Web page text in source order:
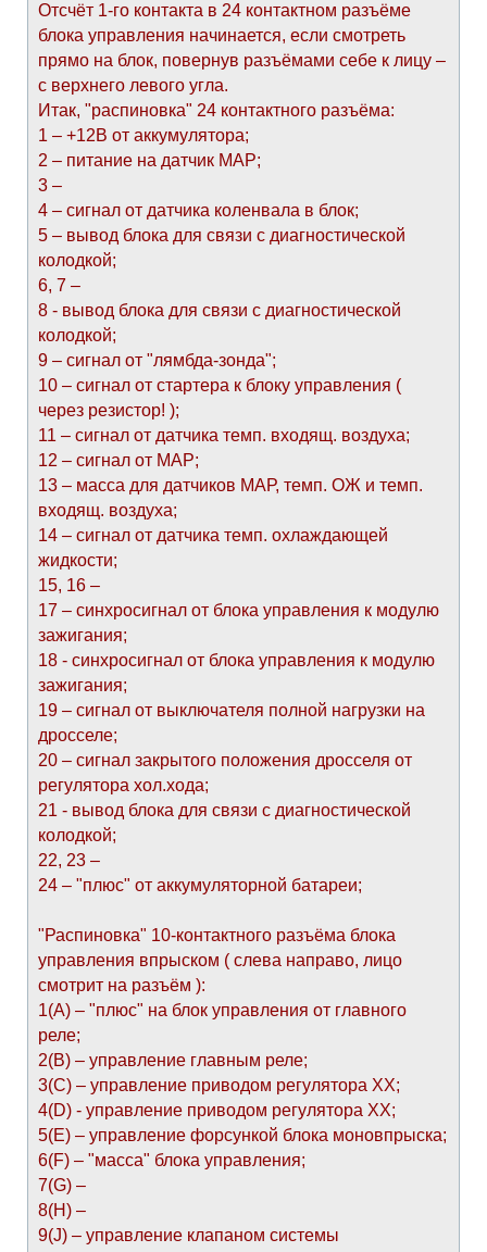
Отсчёт 1-го контакта в 24 контактном разъёме
блока управления начинается, если смотреть
прямо на блок, повернув разъёмами себе к лицу –
с верхнего левого угла.
Итак, "распиновка" 24 контактного разъёма:
1 – +12В от аккумулятора;
2 – питание на датчик МАР;
3 –
4 – сигнал от датчика коленвала в блок;
5 – вывод блока для связи с диагностической
колодкой;
6, 7 –
8 - вывод блока для связи с диагностической
колодкой;
9 – сигнал от "лямбда-зонда";
10 – сигнал от стартера к блоку управления (
через резистор! );
11 – сигнал от датчика темп. входящ. воздуха;
12 – сигнал от МАР;
13 – масса для датчиков МАР, темп. ОЖ и темп.
входящ. воздуха;
14 – сигнал от датчика темп. охлаждающей
жидкости;
15, 16 –
17 – синхросигнал от блока управления к модулю
зажигания;
18 - синхросигнал от блока управления к модулю
зажигания;
19 – сигнал от выключателя полной нагрузки на
дросселе;
20 – сигнал закрытого положения дросселя от
регулятора хол.хода;
21 - вывод блока для связи с диагностической
колодкой;
22, 23 –
24 – "плюс" от аккумуляторной батареи;
"Распиновка" 10-контактного разъёма блока
управления впрыском ( слева направо, лицо
смотрит на разъём ):
1(А) – "плюс" на блок управления от главного
реле;
2(В) – управление главным реле;
3(С) – управление приводом регулятора ХХ;
4(D) - управление приводом регулятора ХХ;
5(E) – управление форсункой блока моновпрыска;
6(F) – "масса" блока управления;
7(G) –
8(H) –
9(J) – управление клапаном системы